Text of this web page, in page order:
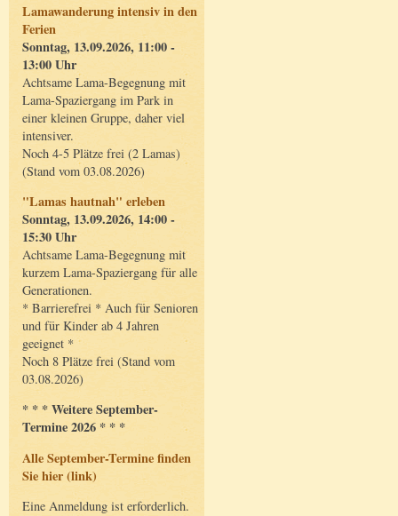
Lamawanderung intensiv in den
Ferien
Sonntag, 13.09.2026, 11:00 -
13:00 Uhr
Achtsame Lama-Begegnung mit
Lama-Spaziergang im Park in
einer kleinen Gruppe, daher viel
intensiver.
Noch 4-5 Plätze frei (2 Lamas)
(Stand vom 03.08.2026)
"Lamas hautnah" erleben
Sonntag, 13.09.2026, 14:00 -
15:30 Uhr
Achtsame Lama-Begegnung mit
kurzem Lama-Spaziergang für alle
Generationen.
* Barrierefrei * Auch für Senioren
und für Kinder ab 4 Jahren
geeignet *
Noch 8 Plätze frei (Stand vom
03.08.2026)
* * * Weitere September-
Termine 2026 * * *
Alle September-Termine finden
Sie hier (link)
Eine Anmeldung ist erforderlich.